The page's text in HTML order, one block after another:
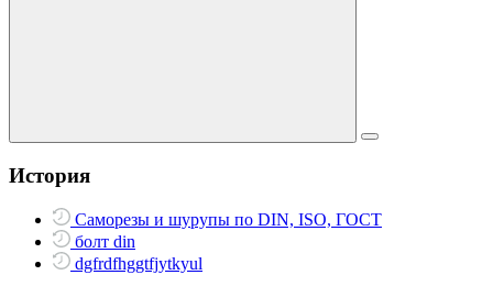
История
Саморезы и шурупы по DIN, ISO, ГОСТ
болт din
dgfrdfhggtfjytkyul